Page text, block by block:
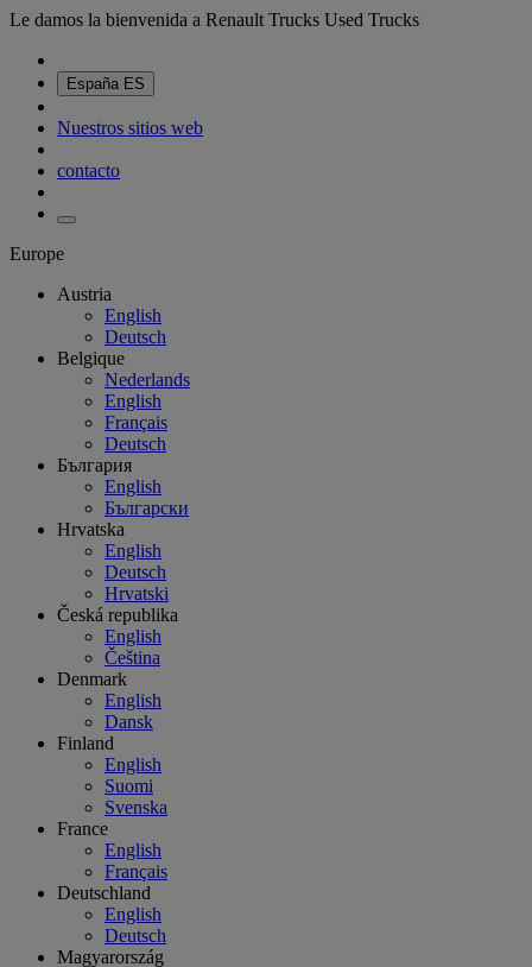
Le damos la bienvenida a Renault Trucks Used Trucks
España ES
Nuestros sitios web
contacto
Europe
Austria
English
Deutsch
Belgique
Nederlands
English
Français
Deutsch
България
English
Български
Hrvatska
English
Deutsch
Hrvatski
Česká republika
English
Čeština
Denmark
English
Dansk
Finland
English
Suomi
Svenska
France
English
Français
Deutschland
English
Deutsch
Magyarország